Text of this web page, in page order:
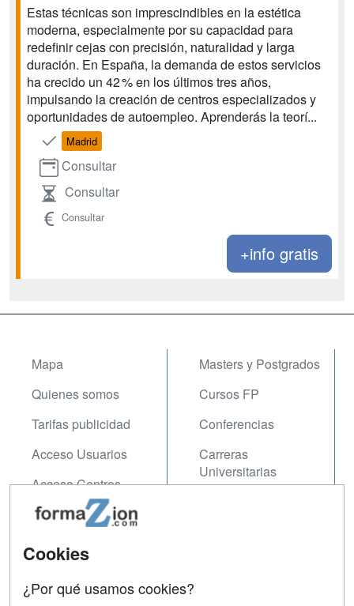
Estas técnicas son imprescindibles en la estética
moderna, especialmente por su capacidad para
redefinir cejas con precisión, naturalidad y larga
duración. En España, la demanda de estos servicios
ha crecido un 42 % en los últimos tres años,
impulsando la creación de centros especializados y
oportunidades de autoempleo. Aprenderás la teorí...
Madrid
Consultar
Consultar
Consultar
+info gratis
Mapa
Quienes somos
Tarifas publicidad
Acceso Usuarios
Acceso Centros
Masters y Postgrados
Cursos FP
Conferencias
Carreras
Universitarias
Contactar
Cookies
¿Por qué usamos cookies?